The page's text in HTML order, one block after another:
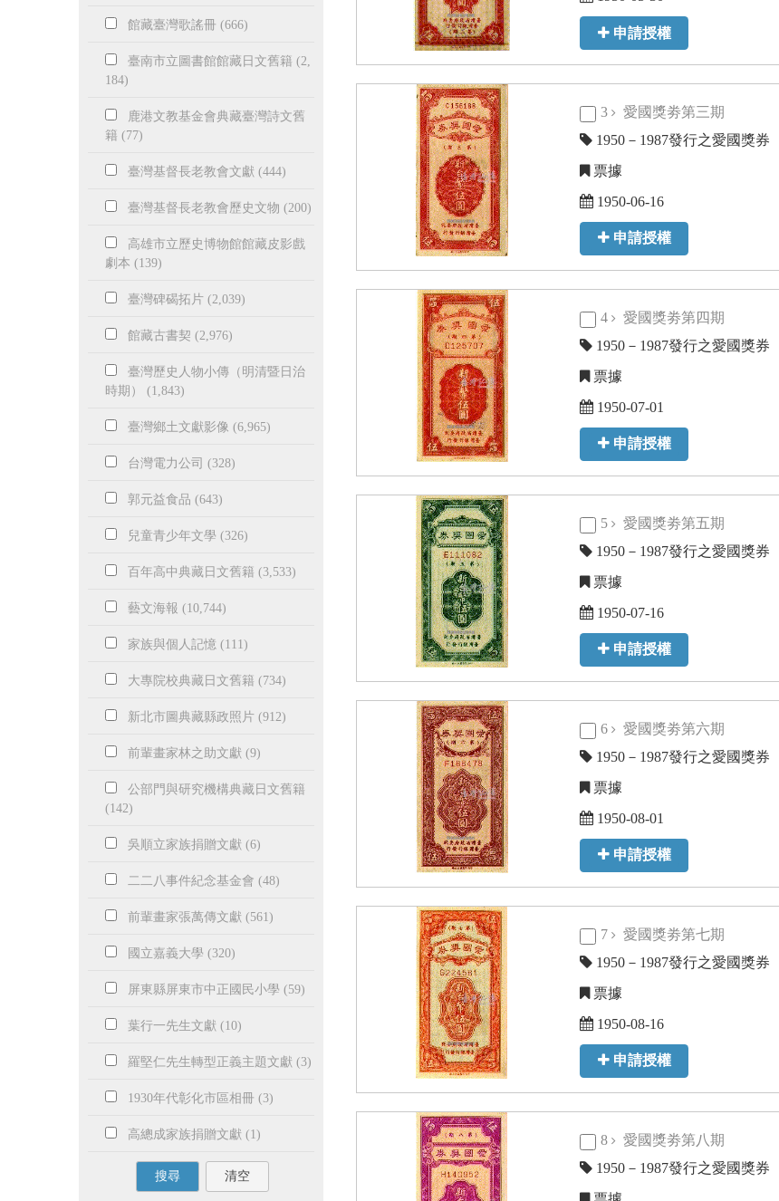
館藏臺灣歌謠冊 (666)
臺南市立圖書館館藏日文舊籍 (2,
184)
鹿港文教基金會典藏臺灣詩文舊
籍 (77)
臺灣基督長老教會文獻 (444)
臺灣基督長老教會歷史文物 (200)
高雄市立歷史博物館館藏皮影戲
劇本 (139)
臺灣碑碣拓片 (2,039)
館藏古書契 (2,976)
臺灣歷史人物小傳（明清暨日治
時期） (1,843)
臺灣鄉土文獻影像 (6,965)
台灣電力公司 (328)
郭元益食品 (643)
兒童青少年文學 (326)
百年高中典藏日文舊籍 (3,533)
藝文海報 (10,744)
家族與個人記憶 (111)
大專院校典藏日文舊籍 (734)
新北市圖典藏縣政照片 (912)
前輩畫家林之助文獻 (9)
公部門與研究機構典藏日文舊籍
(142)
吳順立家族捐贈文獻 (6)
二二八事件紀念基金會 (48)
前輩畫家張萬傳文獻 (561)
國立嘉義大學 (320)
屏東縣屏東市中正國民小學 (59)
葉行一先生文獻 (10)
羅堅仁先生轉型正義主題文獻 (3)
1930年代彰化市區相冊 (3)
高總成家族捐贈文獻 (1)
搜尋 清空
申請授權
3
愛國獎劵第三期
1950－1987發行之愛國獎券
票據
1950-06-16
申請授權
4
愛國獎劵第四期
1950－1987發行之愛國獎券
票據
1950-07-01
申請授權
5
愛國獎劵第五期
1950－1987發行之愛國獎券
票據
1950-07-16
申請授權
6
愛國獎劵第六期
1950－1987發行之愛國獎券
票據
1950-08-01
申請授權
7
愛國獎劵第七期
1950－1987發行之愛國獎券
票據
1950-08-16
申請授權
8
愛國獎劵第八期
1950－1987發行之愛國獎券